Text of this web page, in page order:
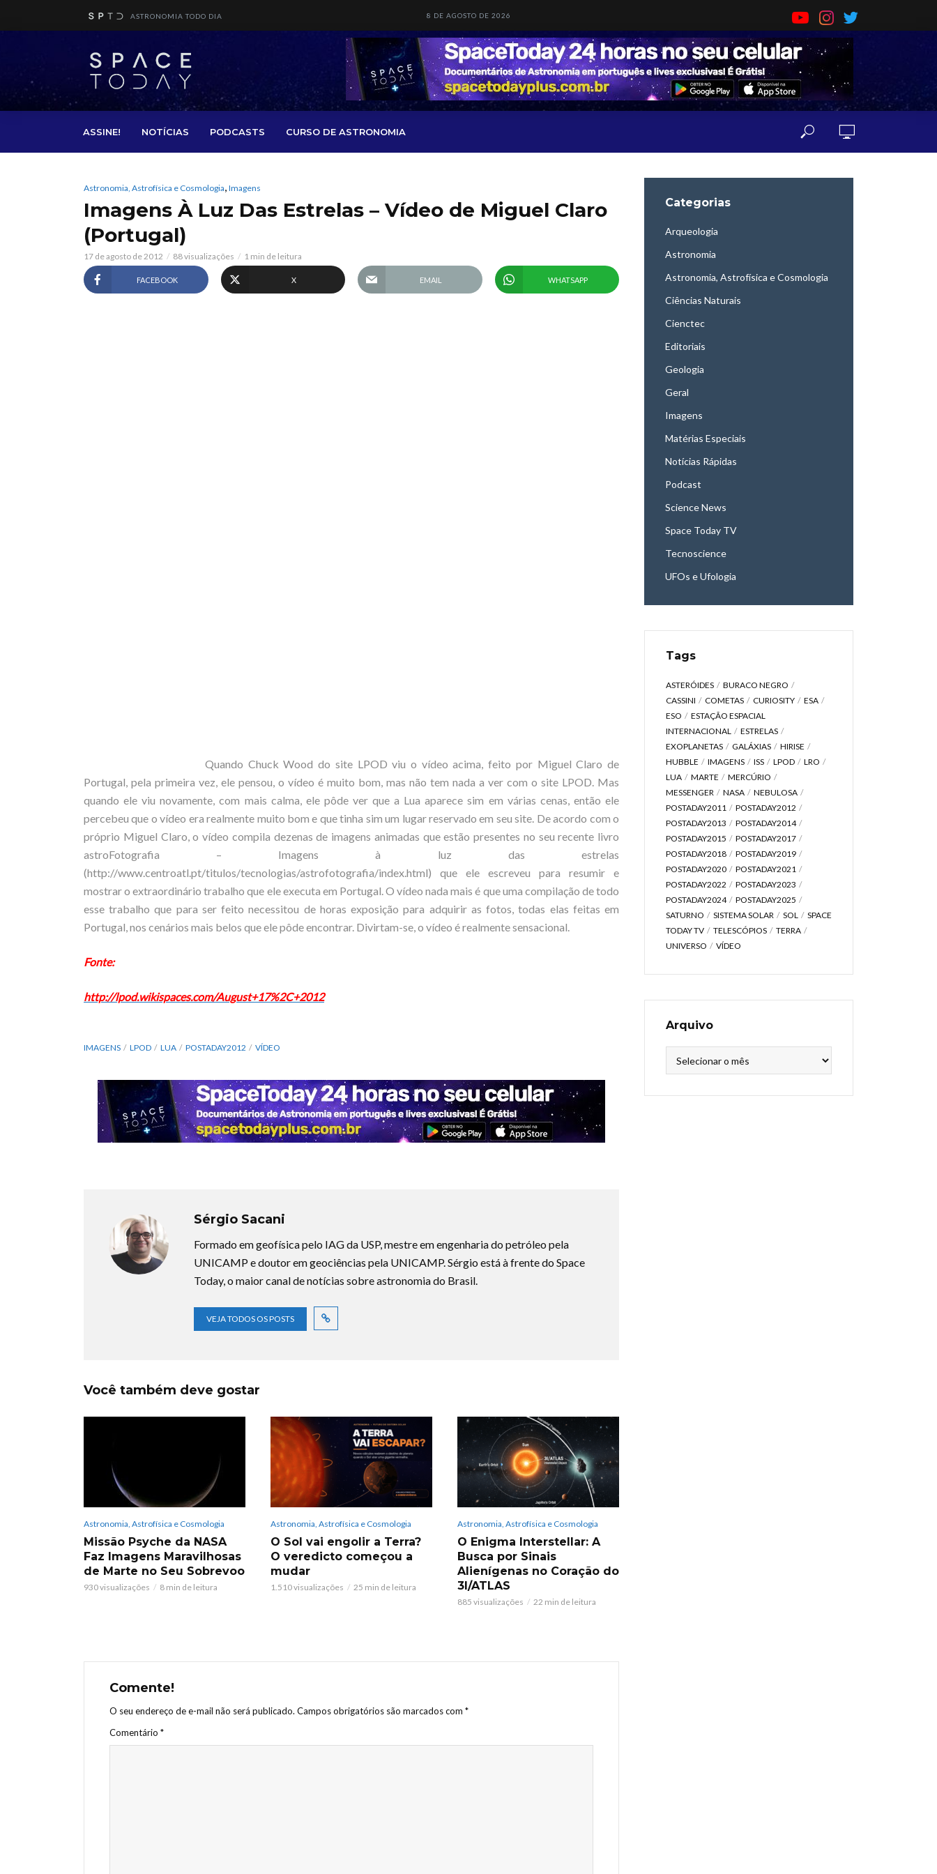
ASTRONOMIA TODO DIA 8 DE AGOSTO DE 2026
ASSINE! NOTÍCIAS PODCASTS CURSO DE ASTRONOMIA
Astronomia, Astrofísica e Cosmologia, Imagens
Imagens À Luz Das Estrelas – Vídeo de Miguel Claro
(Portugal)
17 de agosto de 2012 88 visualizações 1 min de leitura
FACEBOOK X EMAIL WHATSAPP
Quando Chuck Wood do site LPOD viu o vídeo acima, feito por Miguel Claro de
Portugal, pela primeira vez, ele pensou, o vídeo é muito bom, mas não tem nada a ver com o site LPOD. Mas
quando ele viu novamente, com mais calma, ele pôde ver que a Lua aparece sim em várias cenas, então ele
percebeu que o vídeo era realmente muito bom e que tinha sim um lugar reservado em seu site. De acordo com o
próprio Miguel Claro, o vídeo compila dezenas de imagens animadas que estão presentes no seu recente livro
astroFotografia – Imagens à luz das estrelas
(http://www.centroatl.pt/titulos/tecnologias/astrofotografia/index.html) que ele escreveu para resumir e
mostrar o extraordinário trabalho que ele executa em Portugal. O vídeo nada mais é que uma compilação de todo
esse trabalho que para ser feito necessitou de horas exposição para adquirir as fotos, todas elas feitas em
Portugal, nos cenários mais belos que ele pôde encontrar. Divirtam-se, o vídeo é realmente sensacional.
Fonte:
http://lpod.wikispaces.com/August+17%2C+2012
IMAGENS LPOD LUA POSTADAY2012 VÍDEO
Sérgio Sacani
Formado em geofísica pelo IAG da USP, mestre em engenharia do petróleo pela
UNICAMP e doutor em geociências pela UNICAMP. Sérgio está à frente do Space
Today, o maior canal de notícias sobre astronomia do Brasil.
VEJA TODOS OS POSTS
Você também deve gostar
Astronomia, Astrofísica e Cosmologia
Missão Psyche da NASA
Faz Imagens Maravilhosas
de Marte no Seu Sobrevoo
930 visualizações 8 min de leitura
Astronomia, Astrofísica e Cosmologia
O Sol vai engolir a Terra?
O veredicto começou a
mudar
1.510 visualizações 25 min de leitura
Astronomia, Astrofísica e Cosmologia
O Enigma Interstellar: A
Busca por Sinais
Alienígenas no Coração do
3I/ATLAS
885 visualizações 22 min de leitura
Comente!
O seu endereço de e-mail não será publicado. Campos obrigatórios são marcados com *
Comentário *
Categorias
Arqueologia
Astronomia
Astronomia, Astrofísica e Cosmologia
Ciências Naturais
Cienctec
Editoriais
Geologia
Geral
Imagens
Matérias Especiais
Notícias Rápidas
Podcast
Science News
Space Today TV
Tecnoscience
UFOs e Ufologia
Tags
ASTERÓIDES
BURACO NEGRO
CASSINI
COMETAS CURIOSITY
ESA
ESO
ESTAÇÃO ESPACIAL
INTERNACIONAL
ESTRELAS
EXOPLANETAS
GALÁXIAS
HIRISE
HUBBLE
IMAGENS ISS LPOD
LRO
LUA
MARTE
MERCÚRIO
MESSENGER
NASA
NEBULOSA
POSTADAY2011
POSTADAY2012
POSTADAY2013
POSTADAY2014
POSTADAY2015
POSTADAY2017
POSTADAY2018
POSTADAY2019
POSTADAY2020
POSTADAY2021
POSTADAY2022
POSTADAY2023
POSTADAY2024
POSTADAY2025
SATURNO
SISTEMA SOLAR SOL
SPACE
TODAY TV
TELESCÓPIOS
TERRA
UNIVERSO
VÍDEO
Arquivo